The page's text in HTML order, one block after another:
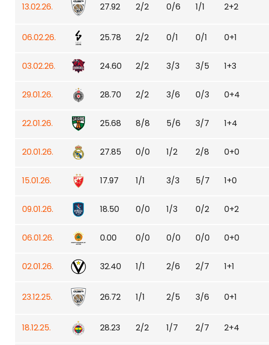
13.02.26. 27.92 2/2 0/6 1/1 2+2
06.02.26. 25.78 2/2 0/1 0/1 0+1
03.02.26. 24.60 2/2 3/3 3/5 1+3
29.01.26. 28.70 2/2 3/6 0/3 0+4
22.01.26. 25.68 8/8 5/6 3/7 1+4
20.01.26. 27.85 0/0 1/2 2/8 0+0
15.01.26. 17.97 1/1 3/3 5/7 1+0
09.01.26. 18.50 0/0 1/3 0/2 0+2
06.01.26. 0.00 0/0 0/0 0/0 0+0
02.01.26. 32.40 1/1 2/6 2/7 1+1
23.12.25. 26.72 1/1 2/5 3/6 0+1
18.12.25. 28.23 2/2 1/7 2/7 2+4